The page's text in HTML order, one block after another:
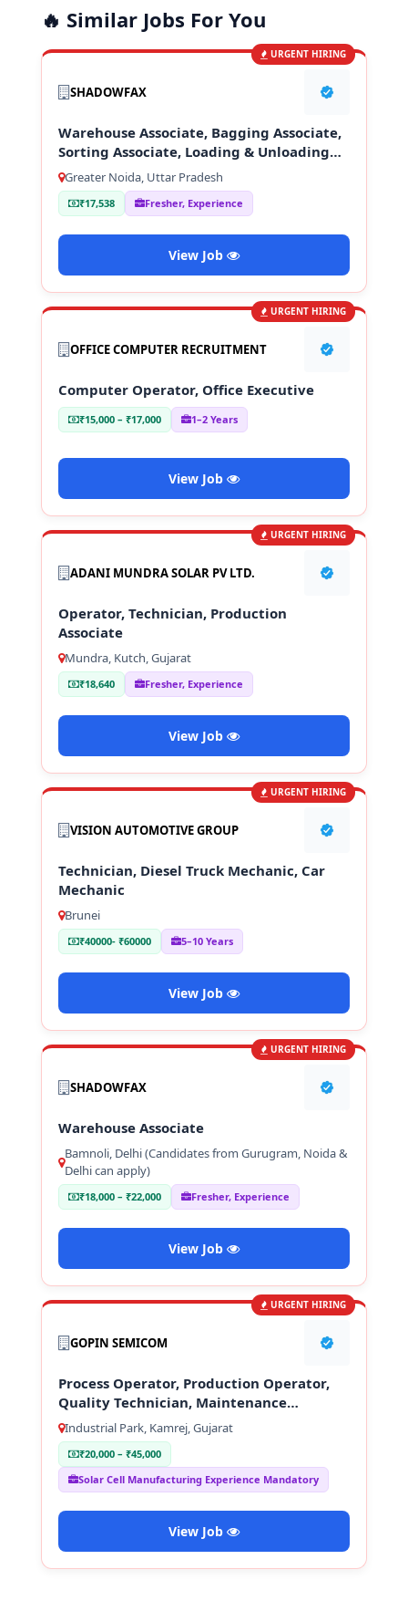
🔥 Similar Jobs For You
URGENT HIRING
SHADOWFAX
Warehouse Associate, Bagging Associate,
Sorting Associate, Loading & Unloading
Staff
Greater Noida, Uttar Pradesh
₹17,538 Fresher, Experience
View Job
URGENT HIRING
OFFICE COMPUTER RECRUITMENT
Computer Operator, Office Executive
₹15,000 – ₹17,000 1–2 Years
View Job
URGENT HIRING
ADANI MUNDRA SOLAR PV LTD.
Operator, Technician, Production
Associate
Mundra, Kutch, Gujarat
₹18,640 Fresher, Experience
View Job
URGENT HIRING
VISION AUTOMOTIVE GROUP
Technician, Diesel Truck Mechanic, Car
Mechanic
Brunei
₹40000- ₹60000 5–10 Years
View Job
URGENT HIRING
SHADOWFAX
Warehouse Associate
Bamnoli, Delhi (Candidates from Gurugram, Noida &
Delhi can apply)
₹18,000 – ₹22,000 Fresher, Experience
View Job
URGENT HIRING
GOPIN SEMICOM
Process Operator, Production Operator,
Quality Technician, Maintenance
Technician
Industrial Park, Kamrej, Gujarat
₹20,000 – ₹45,000
Solar Cell Manufacturing Experience Mandatory
View Job